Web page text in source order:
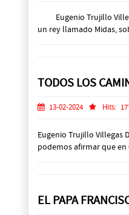
Eugenio Trujillo
un rey llamado Midas,
TODOS LOS
13-02-2024 Hits:
Eugenio Trujillo Villegas
podemos afirmar que
EL PAPA